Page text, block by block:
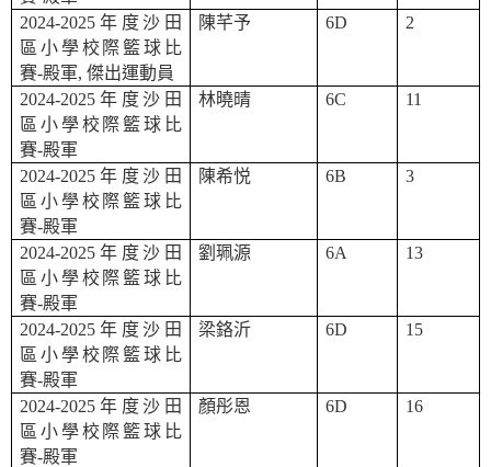
2024-2025 年度沙田
區小學校際籃球比
賽-殿軍, 傑出運動員
陳芊予 6D 2
2024-2025 年度沙田
區小學校際籃球比
賽-殿軍
林曉晴 6C 11
2024-2025 年度沙田
區小學校際籃球比
賽-殿軍
陳希悦 6B 3
2024-2025 年度沙田
區小學校際籃球比
賽-殿軍
劉珮源 6A 13
2024-2025 年度沙田
區小學校際籃球比
賽-殿軍
梁鉻沂 6D 15
2024-2025 年度沙田
區小學校際籃球比
賽-殿軍
顏彤恩 6D 16